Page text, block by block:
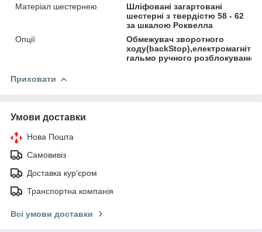
Матеріал шестернею
Шліфовані загартовані
шестерні з твердістю 58 - 62
за шкалою Роквелла
Опції
Обмежувач зворотного
гальмо ручного
Приховати
Умови доставки
Нова Пошта
Самовивіз
Доставка кур'єром
Транспортна компанія
Всі умови доставки